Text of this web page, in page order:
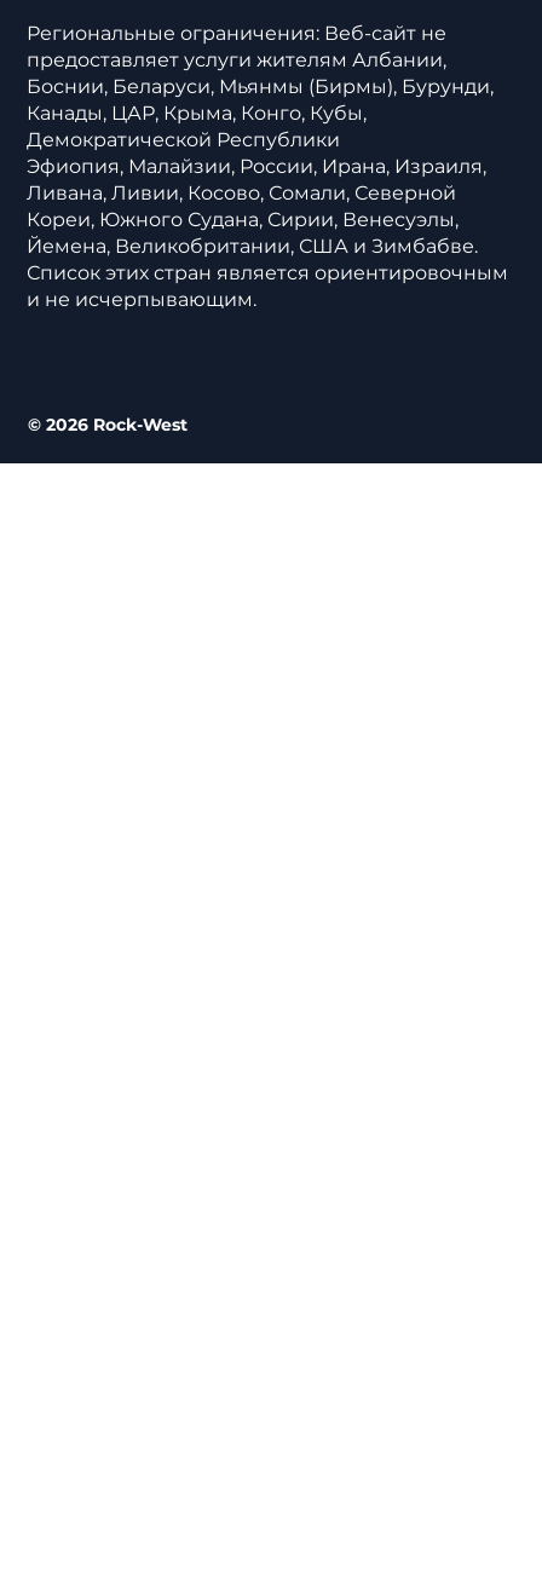
Региональные ограничения: Веб-сайт не
предоставляет услуги жителям Албании,
Боснии, Беларуси, Мьянмы (Бирмы), Бурунди,
Канады, ЦАР, Крыма, Конго, Кубы,
Демократической Республики
Эфиопия, Малайзии, России, Ирана, Израиля,
Ливана, Ливии, Косово, Сомали, Северной
Кореи, Южного Судана, Сирии, Венесуэлы,
Йемена, Великобритании, США и Зимбабве.
Список этих стран является ориентировочным
и не исчерпывающим.
© 2026 Rock-West